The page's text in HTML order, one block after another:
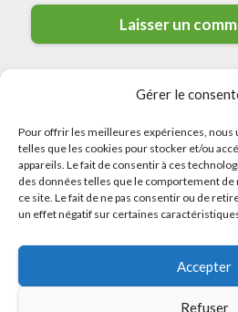
Gérer le
Pour offrir les meilleures expériences, nous
telles que les cookies pour stocker et/ou
appareils. Le fait de consentir à ces
des données telles que le comportement de
ce site. Le fait de ne pas consentir ou de
un effet négatif sur certaines
Accepter
Refuser
© 2026 Meilleurs Plombiers
Mentions
Politique de